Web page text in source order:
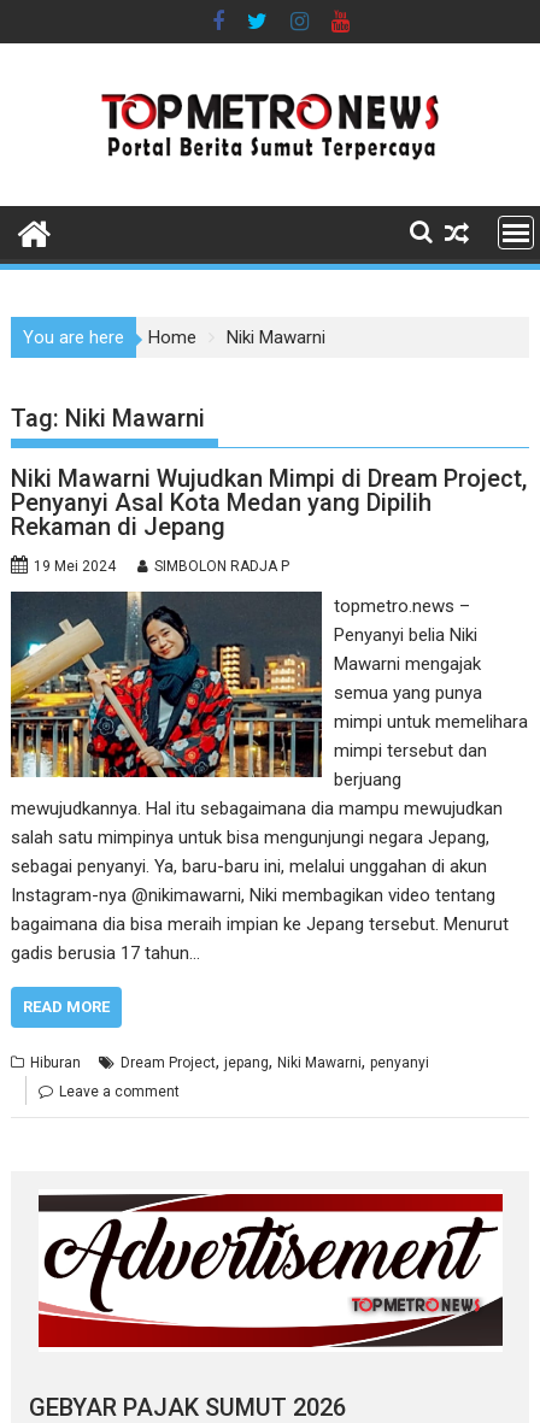
to
You are here Home Niki Mawarni
Tag: Niki Mawarni
Niki Mawarni Wujudkan Mimpi di Dream Project,
Penyanyi Asal Kota Medan yang Dipilih
Rekaman di Jepang
19 Mei 2024 SIMBOLON RADJA P
topmetro.news –
Penyanyi belia Niki
Mawarni mengajak
semua yang punya
mimpi untuk memelihara
mimpi tersebut dan
berjuang
mewujudkannya. Hal itu sebagaimana dia mampu mewujudkan
salah satu mimpinya untuk bisa mengunjungi negara Jepang,
sebagai penyanyi. Ya, baru-baru ini, melalui unggahan di akun
Instagram-nya @nikimawarni, Niki membagikan video tentang
bagaimana dia bisa meraih impian ke Jepang tersebut. Menurut
gadis berusia 17 tahun…
READ MORE
Hiburan Dream Project,jepang,Niki Mawarni,penyanyi
Leave a comment
GEBYAR PAJAK SUMUT 2026